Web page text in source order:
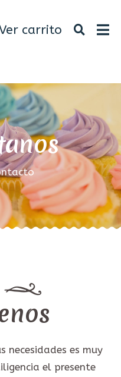
carrito
necesidades es muy
el presente